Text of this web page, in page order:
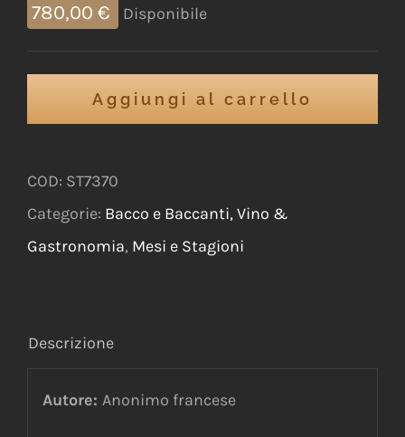
780,00 € Disponibile
Aggiungi al carrello
COD: ST7370
Categorie: Bacco e Baccanti, Vino &
Gastronomia, Mesi e Stagioni
Descrizione
Autore: Anonimo francese